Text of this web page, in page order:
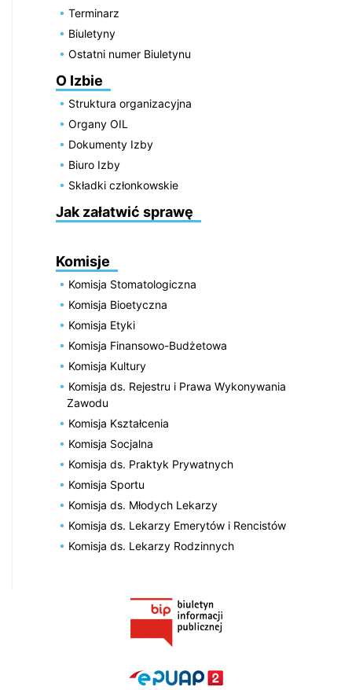
Terminarz
Biuletyny
Ostatni numer Biuletynu
O Izbie
Struktura organizacyjna
Organy OIL
Dokumenty Izby
Biuro Izby
Składki członkowskie
Jak załatwić sprawę
Komisje
Komisja Stomatologiczna
Komisja Bioetyczna
Komisja Etyki
Komisja Finansowo-Budżetowa
Komisja Kultury
Komisja ds. Rejestru i Prawa Wykonywania
Zawodu
Komisja Kształcenia
Komisja Socjalna
Komisja ds. Praktyk Prywatnych
Komisja Sportu
Komisja ds. Młodych Lekarzy
Komisja ds. Lekarzy Emerytów i Rencistów
Komisja ds. Lekarzy Rodzinnych